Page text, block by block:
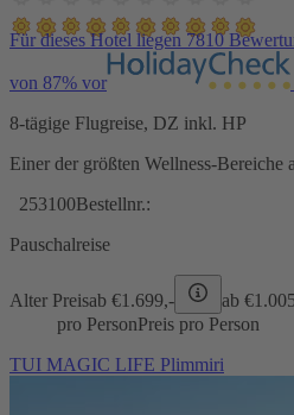
Für dieses Hotel liegen 7810
von 87% vor
8-tägige Flugreise, DZ inkl. HP
Einer der größten Wellness-Bereiche
253100Bestellnr.:
Pauschalreise
Alter Preisab €1.699,- ab €
pro PersonPreis pro Person
TUI MAGIC LIFE Plimmiri